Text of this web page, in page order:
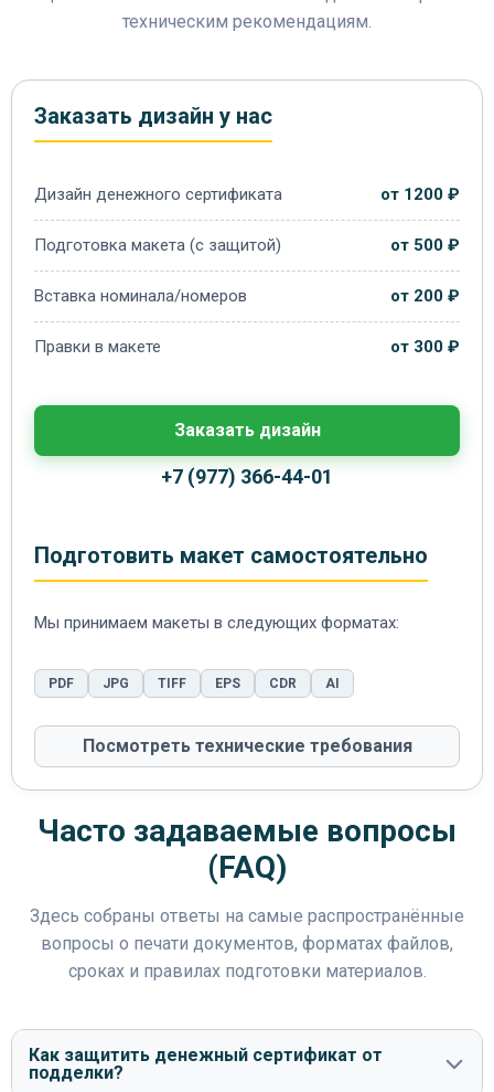
техническим рекомендациям.
Заказать дизайн у нас
Дизайн денежного сертификата от 1200 ₽
Подготовка макета (с защитой) от 500 ₽
Вставка номинала/номеров от 200 ₽
Правки в макете от 300 ₽
Заказать дизайн
+7 (977) 366-44-01
Подготовить макет самостоятельно
Мы принимаем макеты в следующих форматах:
PDF JPG TIFF EPS CDR AI
Посмотреть технические требования
Часто задаваемые вопросы
(FAQ)
Здесь собраны ответы на самые распространённые
вопросы о печати документов, форматах файлов,
сроках и правилах подготовки материалов.
Как защитить денежный сертификат от
подделки?